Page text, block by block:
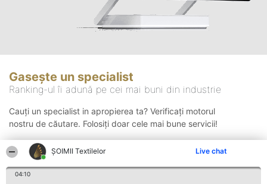
ȘOIMII Textilelor Live chat
04:10
Gasește un specialist
Ranking-ul îi adună pe cei mai buni din industrie
Cauți un specialist in apropierea ta? Verificați motorul
nostru de căutare. Folosiți doar cele mai bune servicii!